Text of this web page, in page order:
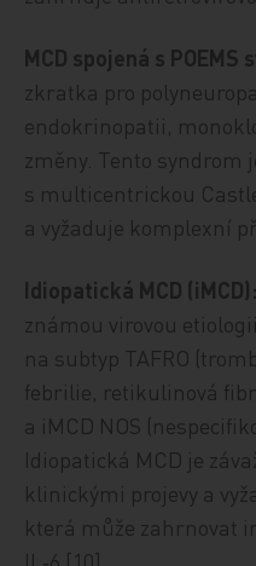
MCD spojená s POEMS
zkratka pro
endokrinopatii,
změny. Tento syndrom
s multicentrickou
a vyžaduje komplexní
Idiopatická MCD (iMCD):
známou virovou
na subtyp ­TAFRO
febrilie, retikulinová
a iMCD NOS
Idiopatická MCD je
klinickými projevy a
která může zahrnovat
IL‑6 [10].